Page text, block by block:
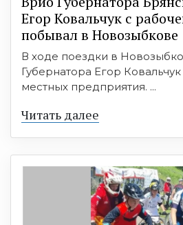
Егор Ковальчук с
побывал в Новозыбкове
В ходе поездки в
Губернатора Егор
местных предприятия. ...
Читать далее